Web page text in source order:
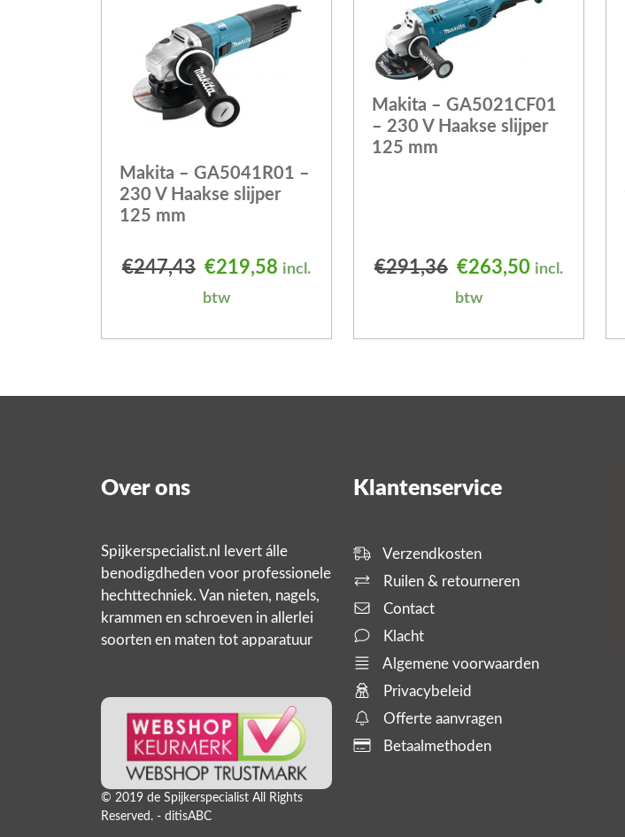
Makita – GA5041R01 –
230 V Haakse slijper
125 mm
€247,43 Oorspronkelijke prijs was: €247,43.
€219,58 Huidige prijs is: €219,58.
incl.
btw
Makita – GA5021CF01
– 230 V Haakse slijper
125 mm
€291,36 Oorspronkelijke
€263,50Huidige
incl.
btw
Over ons
Spijkerspecialist.nl levert álle
benodigdheden voor professionele
hechttechniek. Van nieten, nagels,
krammen en schroeven in allerlei
soorten en maten tot apparatuur
producten,
© 2019 de Spijkerspecialist All Rights
Reserved. - ditisABC
Klantenservice
Verzendkosten
Ruilen & retourneren
Contact
Klacht
Algemene voorwaarden
Privacybeleid
Offerte aanvragen
Betaalmethoden